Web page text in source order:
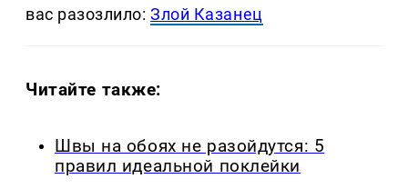
вас разозлило:Злой Казанец
Читайте также:
Швы на обоях не разойдутся: 5
правил идеальной поклейки